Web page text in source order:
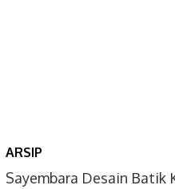
ARSIP
Sayembara Desain Batik